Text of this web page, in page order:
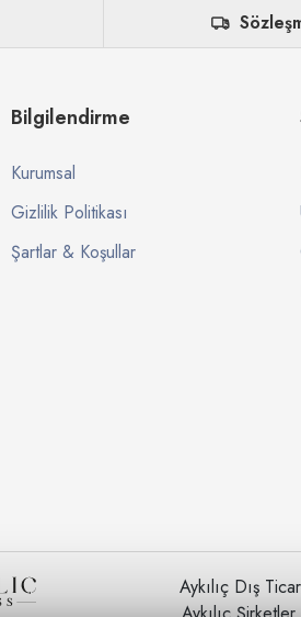
Bilgilendirme
Kurumsal
Gizlilik Politikası
Şartlar & Koşullar
Aykılıç Dış